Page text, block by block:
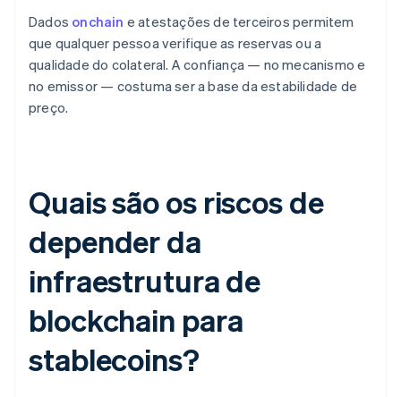
Dados onchain e atestações de terceiros permitem
que qualquer pessoa verifique as reservas ou a
qualidade do colateral. A confiança — no mecanismo e
no emissor — costuma ser a base da estabilidade de
preço.
Quais são os riscos de
depender da
infraestrutura de
blockchain para
stablecoins?